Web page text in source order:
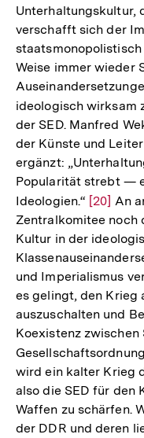
Unterhaltungskultur,
verschafft sich der
Weise immer wieder
ideologisch wirksam
der SED. Manfred
der Künste und
ergänzt:
Popularität strebt —
Ideologien.“ Zur
der
Fußnote
[20] An
Zentralkomitee noch
Kultur in der
und Imperialismus
es gelingt, den Krieg
auszuschalten und
Koexistenz
wird ein kalter Krieg
also die SED für den
Waffen zu schärfen.
der DDR und deren